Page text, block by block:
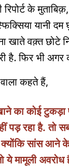
के
यानी
खाते वक़्त छोटे
है. फिर भी
कहते हैं,
का कोई
पड़ रहा है. तो
क्योंकि सांस आने
ये मामूली